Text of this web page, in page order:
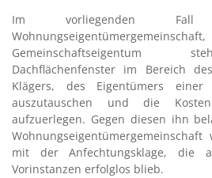
Im vorliegenden Fall
Gemeinschaftseigentum
Dachflächenfenster im Bereich
Klägers, des Eigentümers einer
auszutauschen und die
aufzuerlegen. Gegen diesen ihn
mit der Anfechtungsklage, die
Vorinstanzen erfolglos blieb.